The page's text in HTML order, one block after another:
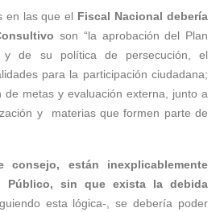
en las que el Fiscal Nacional debería
son “la aprobación del Plan
y de su política de persecución, el
para la participación ciudadana;
de metas y evaluación externa, junto a
y materias que formen parte de
consejo, están inexplicablemente
Público, sin que exista la debida
esta lógica-, se debería poder